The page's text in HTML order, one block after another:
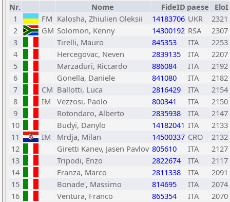
Nr. Nome FideID paese
EloI
1
FM Kalosha, Zhiulien Oleksii 14183706 UKR
2321
2
GM Solomon, Kenny 14300192 RSA
2307
3
Tirelli, Mauro 845353 ITA
2253
4
Hercegovac, Neven 2839135 ITA
2207
5
Marzaduri, Riccardo 886084 ITA
2192
6
Gonella, Daniele 841080 ITA
2182
7
CM Ballotti, Luca 2816429 ITA
2154
8
IM Vezzosi, Paolo 800341 ITA
2150
9
Rotondaro, Alberto 2835938 ITA
2147
10
Budyi, Danylo 14182041 ITA
2133
11
IM Mrdja, Milan 14500337 CRO
2132
12
Giretti Kanev, Jasen Pavlov 805610 ITA
2127
13
Tripodi, Enzo 2822674 ITA
2117
14
Franza, Marco 2811338 ITA
2091
15
Bonade', Massimo 814695 ITA
2074
16
Ventura, Franco 865354 ITA
2070